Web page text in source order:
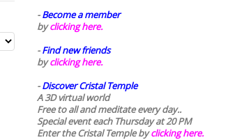
-Become a member
byclicking here.
-Find new friends
byclicking here.
-Discover Cristal Temple
A 3D virtual world
Free to all and meditate every day..
Special event each Thursday at 20 PM
Enter the Cristal Temple byclicking here.